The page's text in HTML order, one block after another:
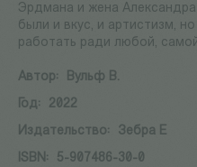
Эрдмана и жена
были и вкус, и артистизм,
работать ради любой,
Автор:
Вульф В.
Год:
2022
Издательство:
Зебра Е
ISBN:
5-907486-30-0